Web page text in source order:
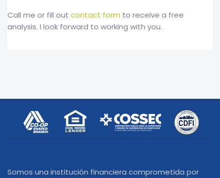
Call me or fill out contact form to receive a free
analysis. I look forward to working with you.
Somos una institución financiera comprometida por